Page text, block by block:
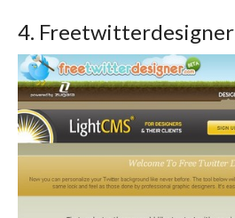
4. Freetwitterdesigner